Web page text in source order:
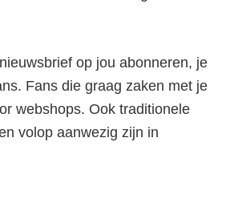
op jou abonneren, je
Fans die graag zaken met je
webshops. Ook traditionele
volop aanwezig zijn in